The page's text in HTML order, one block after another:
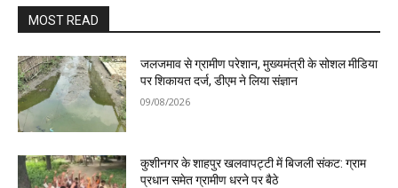
MOST READ
जलजमाव से ग्रामीण परेशान, मुख्यमंत्री के सोशल मीडिया
पर शिकायत दर्ज, डीएम ने लिया संज्ञान
09/08/2026
कुशीनगर के शाहपुर खलवापट्टी में बिजली संकट: ग्राम
प्रधान समेत ग्रामीण धरने पर बैठे